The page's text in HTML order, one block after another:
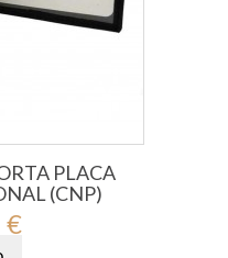
PLACA
(CNP)
€